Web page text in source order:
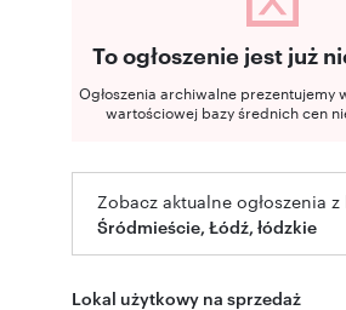
To ogłoszenie jest już
Ogłoszenia archiwalne prezentujemy
wartościowej bazy średnich cen
Zobacz aktualne ogłoszenia
Śródmieście, Łódź, łódzkie
Lokal użytkowy na sprzedaż